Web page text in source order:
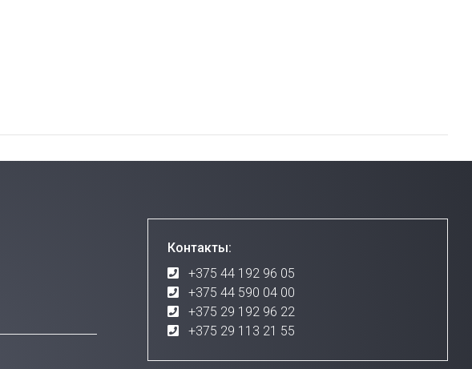
Контакты:
+375 44 192 96 05
+375 44 590 04 00
+375 29 192 96 22
+375 29 113 21 55